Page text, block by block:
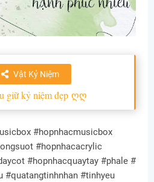
Vật Kỷ Niệm
giữ kỷ niệm đẹp ღღ
#hopnhacmusicbox
#hopnhacacrylic
#hopnhacquaytay #phale #
#quatangtinhnhan #tinhyeu